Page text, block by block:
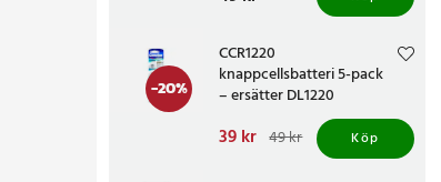
-20%
CCR1220
knappcellsbatteri 5-pack
– ersätter DL1220
Nuvarande pris
Tidigare pris 49 kr
39 kr 49 kr Köp